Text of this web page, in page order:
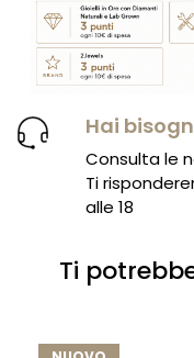
Hai
Consulta le
Ti
alle 18
Ti